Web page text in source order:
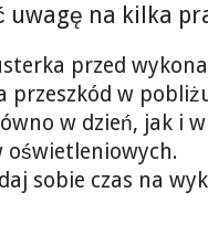
na kilka
przed
przeszkód w
w dzień, jak i
oświetleniowych.
sobie czas na